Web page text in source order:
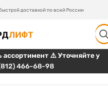
доставкой по всей России
ассортимент ⚠️ Уточняйте у
466-68-98